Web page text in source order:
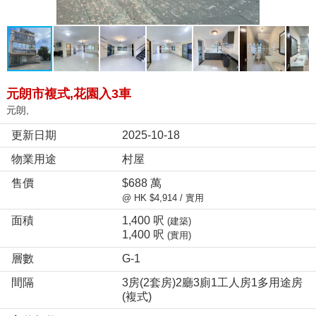
元朗市複式,花園入3車
元朗,
更新日期
2025-10-18
物業用途
村屋
售價
$688 萬
@ HK $4,914 / 實用
面積 1,400 呎 (建築)
1,400 呎 (實用)
層數
G-1
間隔
3房(2套房)2廳3廁1工人房1多用途房
(複式)